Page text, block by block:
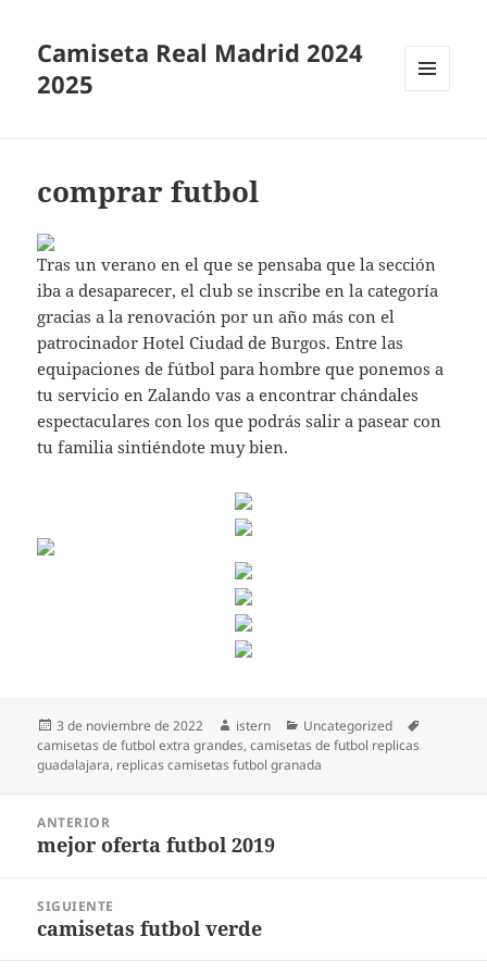
Camiseta Real Madrid 2024
2025
comprar futbol
Tras un verano en el que se pensaba que la sección
iba a desaparecer, el club se inscribe en la categoría
gracias a la renovación por un año más con el
patrocinador Hotel Ciudad de Burgos. Entre las
equipaciones de fútbol para hombre que ponemos a
tu servicio en Zalando vas a encontrar chándales
espectaculares con los que podrás salir a pasear con
tu familia sintiéndote muy bien.
Publicado
el
3 de noviembre de 2022 Autor
istern Categorías
Uncategorized
camisetas de futbol extra grandes,camisetas de futbol replicas
guadalajara, replicas camisetas futbol granada
entradas
ANTERIOR
Entrada
mejor oferta futbol 2019
SIGUIENTE
Entrada
camisetas futbol verde